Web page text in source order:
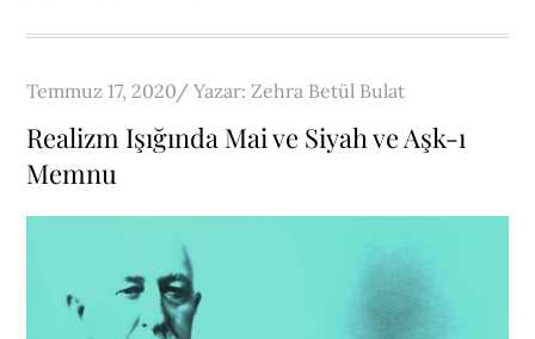
Posted
Temmuz 17, 2020 Yazar: Zehra Betül Bulat
Realizm Işığında Mai ve Siyah ve Aşk-ı
Memnu